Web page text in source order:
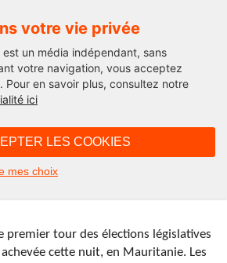
votre vie privée
un média indépendant, sans
votre navigation, vous acceptez
Pour en savoir plus, consultez notre
ici
LES COOKIES
mes choix
jour de la
premier tour des élections législatives
cette nuit, en Mauritanie. Les